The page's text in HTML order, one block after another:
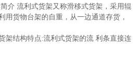
介 流利式货架又称滑移式货架，采用辊
用货物台架的自重，从一边通道存货，
架结构特点:流利式货架的流 利条直接连